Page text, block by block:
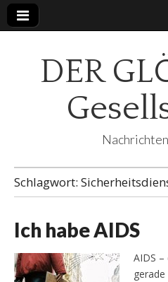
DER
Schlagwort:
Ich habe AIDS
AIDS